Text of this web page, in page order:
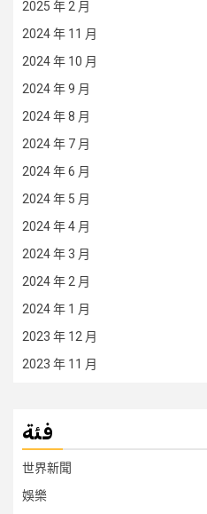
2025 年 2 月
2024 年 11 月
2024 年 10 月
2024 年 9 月
2024 年 8 月
2024 年 7 月
2024 年 6 月
2024 年 5 月
2024 年 4 月
2024 年 3 月
2024 年 2 月
2024 年 1 月
2023 年 12 月
2023 年 11 月
فئة
世界新聞
娛樂